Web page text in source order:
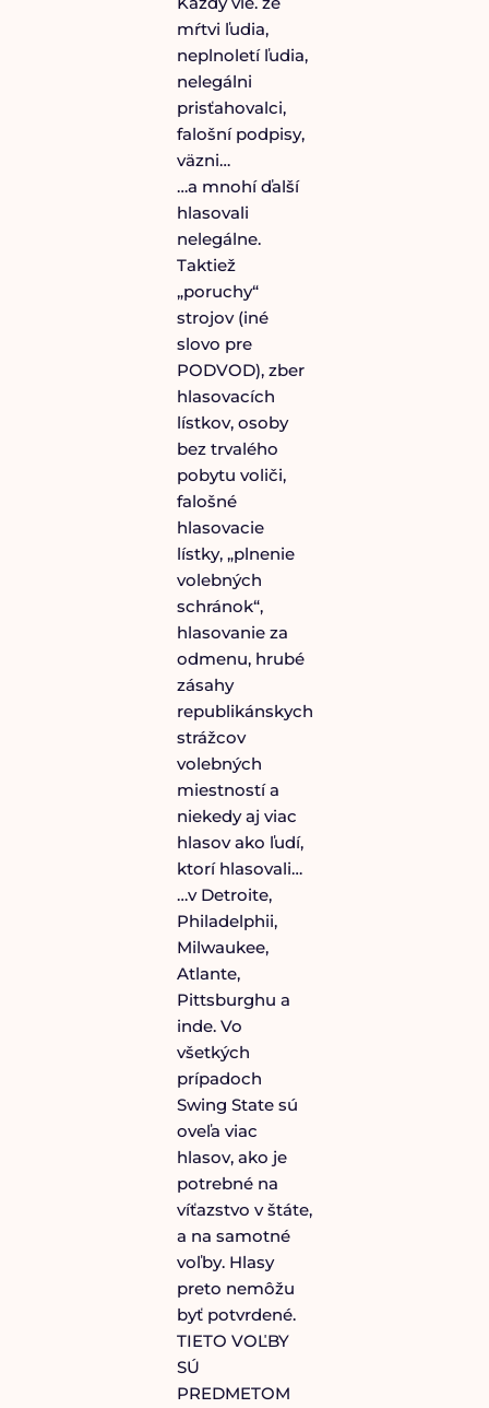
mŕtvi ľudia,
neplnoletí ľudia,
nelegálni
prisťahovalci,
falošní podpisy,
väzni…
…a mnohí ďalší
hlasovali
nelegálne.
Taktiež
„poruchy“
strojov (iné
slovo pre
PODVOD), zber
hlasovacích
lístkov, osoby
bez trvalého
pobytu voliči,
falošné
hlasovacie
lístky, „plnenie
volebných
schránok“,
hlasovanie za
odmenu, hrubé
zásahy
republikánskych
strážcov
volebných
miestností a
niekedy aj viac
hlasov ako ľudí,
ktorí hlasovali…
…v Detroite,
Philadelphii,
Milwaukee,
Atlante,
Pittsburghu a
inde. Vo
všetkých
prípadoch
Swing State sú
oveľa viac
hlasov, ako je
potrebné na
víťazstvo v štáte,
a na samotné
voľby. Hlasy
preto nemôžu
byť potvrdené.
TIETO VOĽBY
SÚ
PREDMETOM